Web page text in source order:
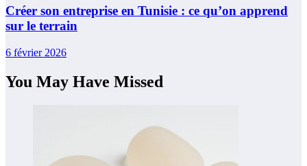
Créer son entreprise en Tunisie : ce qu’on apprend
sur le terrain
6 février 2026
You May Have Missed